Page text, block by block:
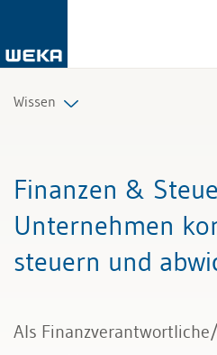
Wissen
Management
Führung & Kompetenzen
Finanzen &
Unternehmen
steuern und
Als